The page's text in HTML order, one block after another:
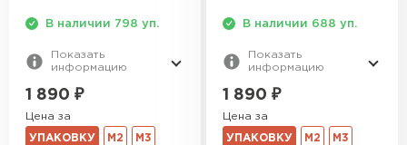
В наличии 798 уп.
Показать
информацию
1 890 ₽
Цена за
УПАКОВКУ М2 М3
В наличии 688 уп.
Показать
информацию
1 890 ₽
Цена за
УПАКОВКУ М2 М3
ПЕРЕЙТИ